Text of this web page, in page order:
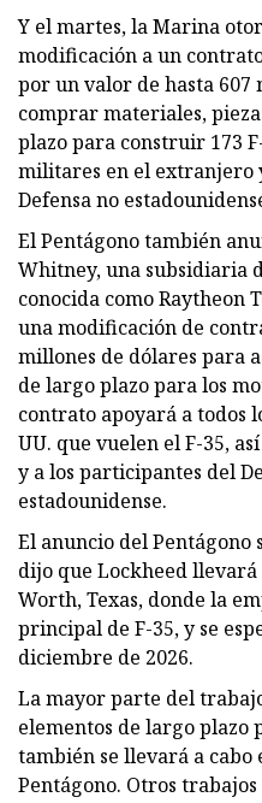
Y el martes, la Marina
modificación a un
por un valor de hasta 607
comprar materiales,
plazo para construir 173
militares en el extranjero
Defensa no
El Pentágono también
Whitney, una subsidiaria
conocida como Raytheon
una modificación de
millones de dólares para
de largo plazo para los
contrato apoyará a todos
UU. que vuelen el F-35,
y a los participantes del
estadounidense.
El anuncio del Pentágono
dijo que Lockheed
Worth, Texas, donde la
principal de F-35, y se
diciembre de 2026.
La mayor parte del
elementos de largo plazo
también se llevará a
Pentágono. Otros